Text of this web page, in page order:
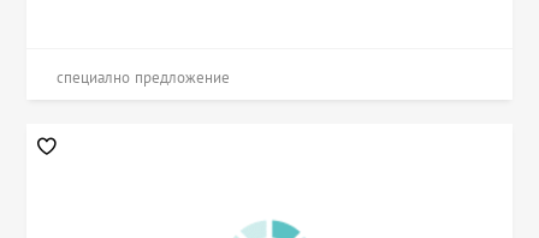
специално предложение